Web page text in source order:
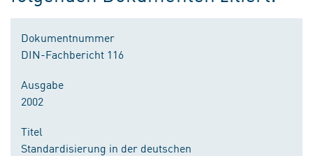
Dokumentnummer
DIN-Fachbericht 116
Ausgabe
2002
Titel
Standardisierung in der deutschen